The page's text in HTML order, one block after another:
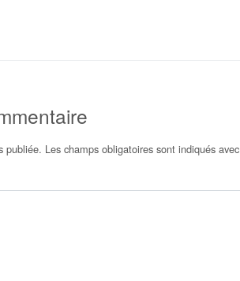
publiée. Les champs obligatoires sont indiqués avec